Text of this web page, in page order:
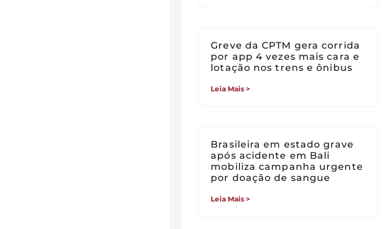
Greve da CPTM gera corrida
por app 4 vezes mais cara e
lotação nos trens e ônibus
Leia Mais >
Brasileira em estado grave
após acidente em Bali
mobiliza campanha urgente
por doação de sangue
Leia Mais >